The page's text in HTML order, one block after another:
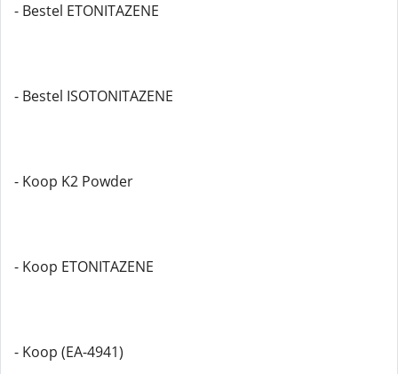
- Bestel ETONITAZENE
- Bestel ISOTONITAZENE
- Koop K2 Powder
- Koop ETONITAZENE
- Koop (EA-4941)